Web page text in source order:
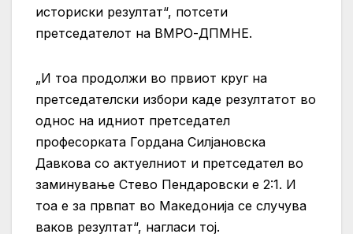
историски резултат“, потсети
претседателот на ВМРО-ДПМНЕ.
„И тоа продолжи во првиот круг на
претседателски избори каде резултатот во
однос на идниот претседател
професорката Гордана Силјановска
Давкова со актуелниот и претседател во
заминување Стево Пендаровски е 2:1. И
тоа е за првпат во Македонија се случува
ваков резултат“, нагласи тој.